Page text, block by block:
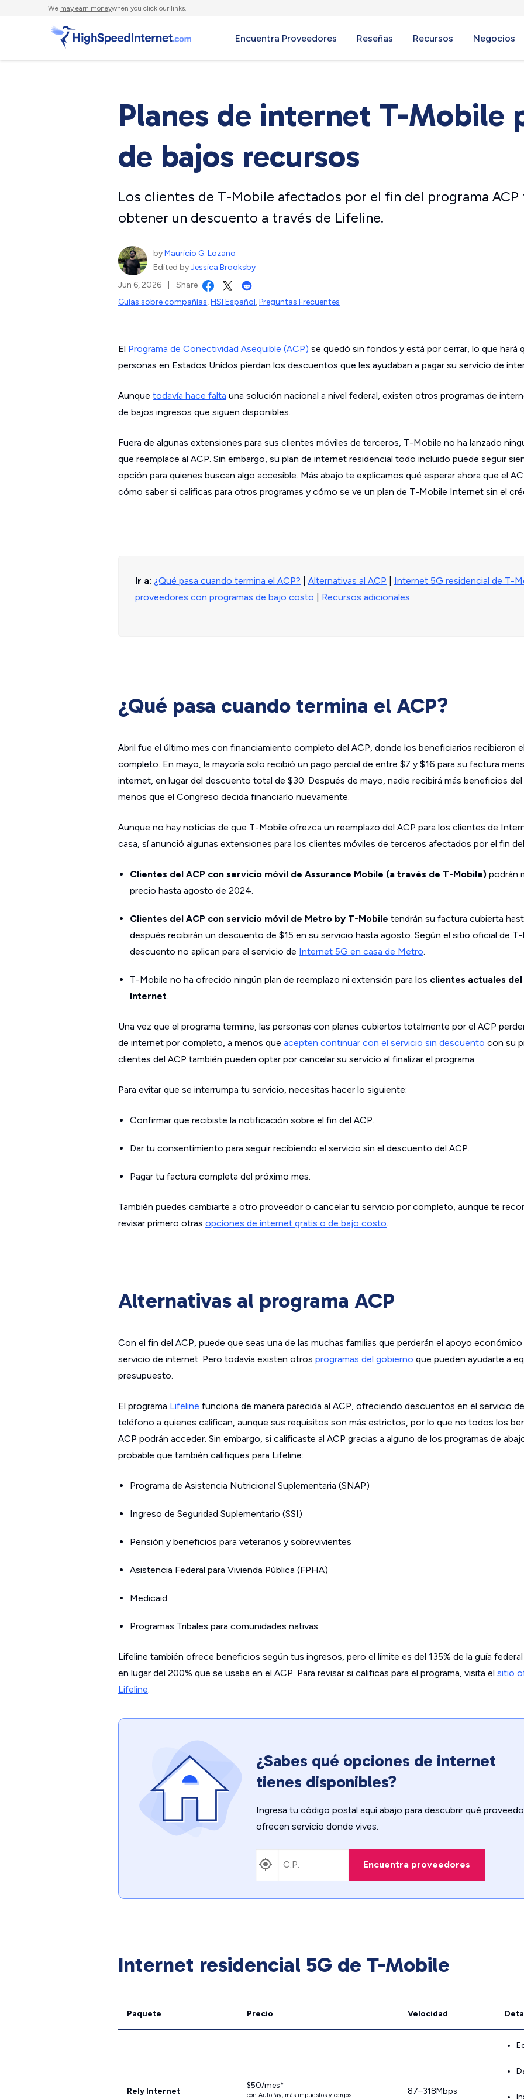
We may earn moneywhen you click our links.
Encuentra Proveedores Reseñas Recursos Negocios
Planes de internet T-Mobile
de bajos recursos
Los clientes de T-Mobile afectados por el fin del programa
obtener un descuento a través de Lifeline.
byMauricio G. Lozano
Edited byJessica Brooksby
Jun 6, 2026
Share
Guías sobre compañías,HSI Español,Preguntas Frecuentes
El Programa de Conectividad Asequible (ACP) se quedó sin fondos y está por cerrar, lo que hará
personas en Estados Unidos pierdan los descuentos que les ayudaban a pagar su servicio de
Aunque todavía hace falta una solución nacional a nivel federal, existen otros programas de
de bajos ingresos que siguen disponibles.
Fuera de algunas extensiones para sus clientes móviles de terceros, T-Mobile no ha lanzado
que reemplace al ACP. Sin embargo, su plan de internet residencial todo incluido puede seguir
opción para quienes buscan algo accesible. Más abajo te explicamos qué esperar ahora que el
cómo saber si calificas para otros programas y cómo se ve un plan de T-Mobile Internet sin el
Ir a: ¿Qué pasa cuando termina el ACP? Alternativas al ACP Internet 5G residencial de T-
proveedores con programas de bajo costo
Recursos adicionales
¿Qué pasa cuando termina el ACP?
Abril fue el último mes con financiamiento completo del ACP, donde los beneficiarios recibieron
completo. En mayo, la mayoría solo recibió un pago parcial de entre $7 y $16 para su factura
internet, en lugar del descuento total de $30. Después de mayo, nadie recibirá más beneficios del
menos que el Congreso decida financiarlo nuevamente.
Aunque no hay noticias de que T-Mobile ofrezca un reemplazo del ACP para los clientes de
casa, sí anunció algunas extensiones para los clientes móviles de terceros afectados por el fin
Clientes del ACP con servicio móvil de Assurance Mobile (a través de T-Mobile) podrán
precio hasta agosto de 2024.
Clientes del ACP con servicio móvil de Metro by T-Mobile tendrán su factura cubierta
después recibirán un descuento de $15 en su servicio hasta agosto. Según el sitio oficial de
descuento no aplican para el servicio de Internet 5G en casa de Metro.
T-Mobile no ha ofrecido ningún plan de reemplazo ni extensión para los clientes actuales del
Internet.
Una vez que el programa termine, las personas con planes cubiertos totalmente por el ACP
de internet por completo, a menos que acepten continuar con el servicio sin descuento con su
clientes del ACP también pueden optar por cancelar su servicio al finalizar el programa.
Para evitar que se interrumpa tu servicio, necesitas hacer lo siguiente:
Confirmar que recibiste la notificación sobre el fin del ACP.
Dar tu consentimiento para seguir recibiendo el servicio sin el descuento del ACP.
Pagar tu factura completa del próximo mes.
También puedes cambiarte a otro proveedor o cancelar tu servicio por completo, aunque te
revisar primero otras opciones de internet gratis o de bajo costo.
Alternativas al programa ACP
Con el fin del ACP, puede que seas una de las muchas familias que perderán el apoyo económico
servicio de internet. Pero todavía existen otros programas del gobierno que pueden ayudarte a
presupuesto.
El programa Lifeline funciona de manera parecida al ACP, ofreciendo descuentos en el servicio
teléfono a quienes califican, aunque sus requisitos son más estrictos, por lo que no todos los
ACP podrán acceder. Sin embargo, si calificaste al ACP gracias a alguno de los programas de
probable que también califiques para Lifeline:
Programa de Asistencia Nutricional Suplementaria (SNAP)
Ingreso de Seguridad Suplementario (SSI)
Pensión y beneficios para veteranos y sobrevivientes
Asistencia Federal para Vivienda Pública (FPHA)
Medicaid
Programas Tribales para comunidades nativas
Lifeline también ofrece beneficios según tus ingresos, pero el límite es del 135% de la guía
en lugar del 200% que se usaba en el ACP. Para revisar si calificas para el programa, visita el sitio
Lifeline.
¿Sabes qué opciones de internet
tienes disponibles?
Ingresa tu código postal aquí abajo para descubrir qué
ofrecen servicio donde vives.
Encuentra proveedores
Internet residencial 5G de T-Mobile
Paquete Precio Velocidad
Rely Internet
$50/mes*
con AutoPay, más impuestos y cargos. 87–318Mbps